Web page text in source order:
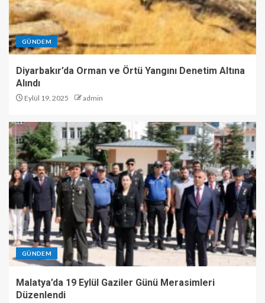
GÜNDEM
Diyarbakır’da Orman ve Örtü Yangını Denetim Altına
Alındı
Eylül 19, 2025 admin
GÜNDEM
Malatya’da 19 Eylül Gaziler Günü Merasimleri
Düzenlendi